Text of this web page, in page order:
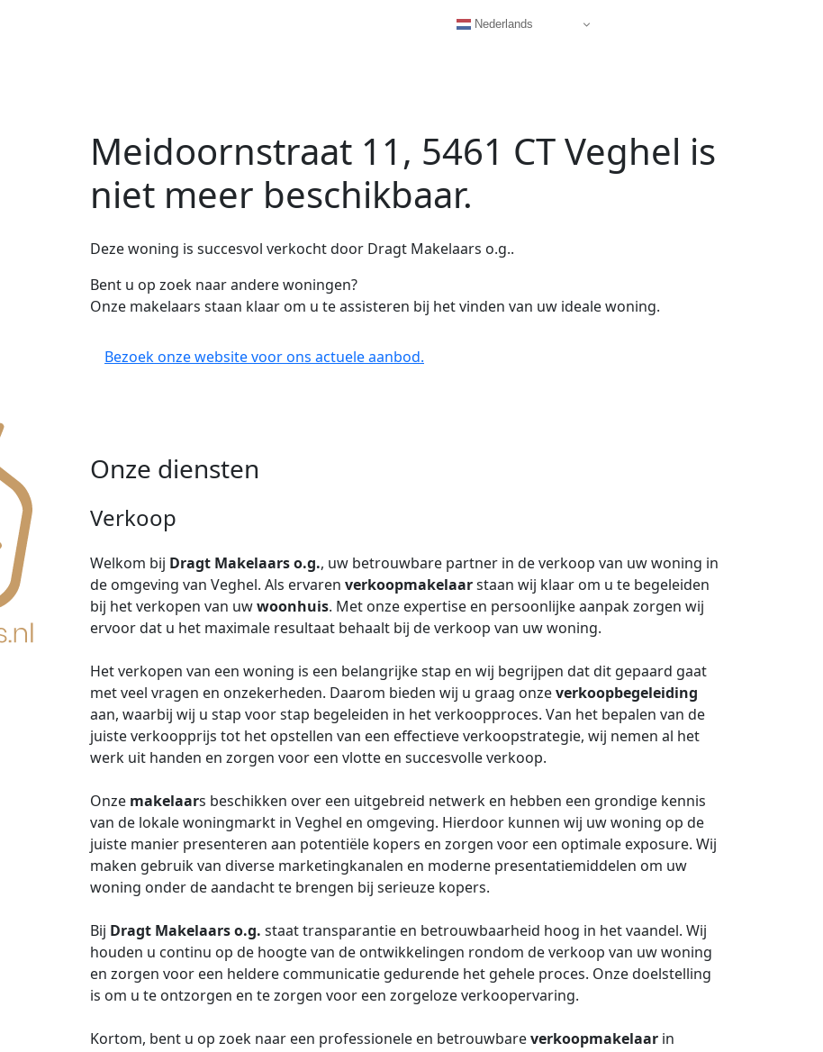
Meidoornstraat 11, 5461 CT Veghel is
niet meer beschikbaar.
Deze woning is succesvol verkocht door Dragt Makelaars o.g..
Bent u op zoek naar andere woningen?
Onze makelaars staan klaar om u te assisteren bij het vinden van uw ideale woning.
Bezoek onze website voor ons actuele aanbod.
Onze diensten
Verkoop
Welkom bij Dragt Makelaars o.g., uw betrouwbare partner in de verkoop van uw woning in
de omgeving van Veghel. Als ervaren verkoopmakelaarstaan wij klaar om u te begeleiden
bij het verkopen van uwwoonhuis. Met onze expertise en persoonlijke aanpak zorgen wij
ervoor dat u het maximale resultaat behaalt bij de verkoop van uw woning.
Het verkopen van een woning is een belangrijke stap en wij begrijpen dat dit gepaard gaat
met veel vragen en onzekerheden. Daarom bieden wij u graag onzeverkoopbegeleiding
aan, waarbij wij u stap voor stap begeleiden in het verkoopproces. Van het bepalen van de
juiste verkoopprijs tot het opstellen van een effectieve verkoopstrategie, wij nemen al het
werk uit handen en zorgen voor een vlotte en succesvolle verkoop.
Onze makelaars beschikken over een uitgebreid netwerk en hebben een grondige kennis
van de lokale woningmarkt in Veghel en omgeving. Hierdoor kunnen wij uw woning op de
juiste manier presenteren aan potentiële kopers en zorgen voor een optimale exposure. Wij
maken gebruik van diverse marketingkanalen en moderne presentatiemiddelen om uw
woning onder de aandacht te brengen bij serieuze kopers.
Bij Dragt Makelaars o.g. staat transparantie en betrouwbaarheid hoog in het vaandel. Wij
houden u continu op de hoogte van de ontwikkelingen rondom de verkoop van uw woning
en zorgen voor een heldere communicatie gedurende het gehele proces. Onze doelstelling
is om u te ontzorgen en te zorgen voor een zorgeloze verkoopervaring.
Kortom, bent u op zoek naar een professionele en betrouwbareverkoopmakelaar in
Nederlands